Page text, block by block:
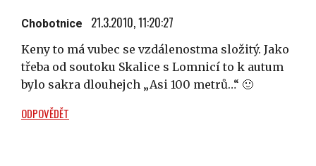
Chobotnice 21.3.2010, 11:20:27
Keny to má vubec se vzdálenostma složitý. Jako
třeba od soutoku Skalice s Lomnicí to k autum
bylo sakra dlouhejch „Asi 100 metrů…“ 🙂
ODPOVĚDĚT